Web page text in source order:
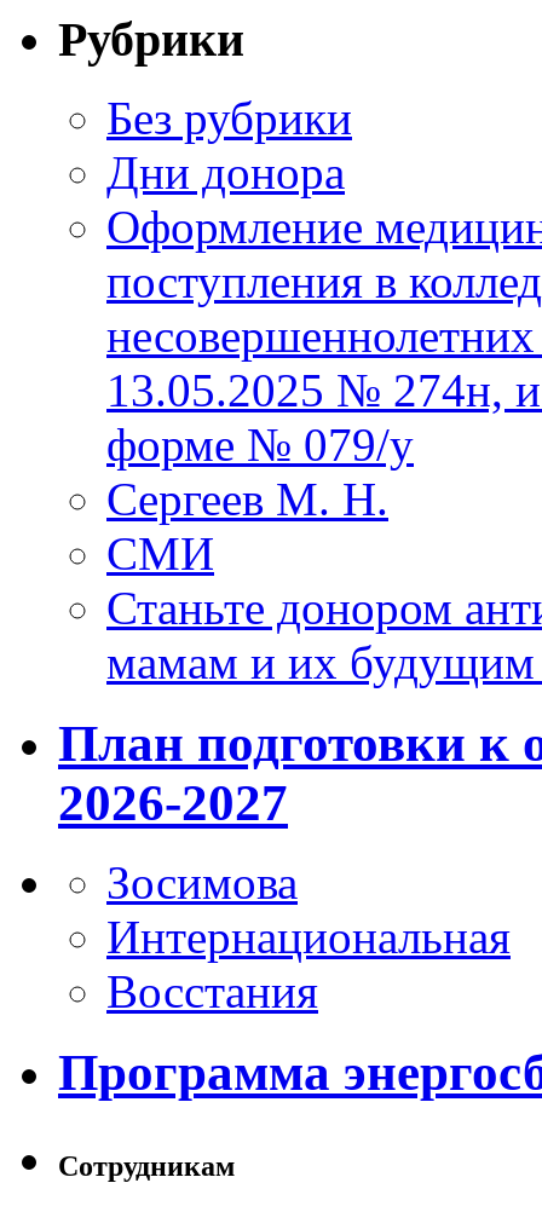
Рубрики
Без рубрики
Дни донора
Оформление
поступления в
13.05.2025 № 274н,
форме № 079/у
Сергеев М. Н.
СМИ
Станьте донором
мамам и их
План подготовки к
2026-2027
Зосимова
Интернациональная
Восстания
Программа
Сотрудникам